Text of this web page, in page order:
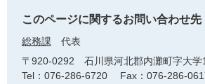
このページに関するお問い合わせ先
総務課
代表
〒920-0292
石川県河北郡内灘町字大学
Tel：076-286-6720
Fax：076-286-